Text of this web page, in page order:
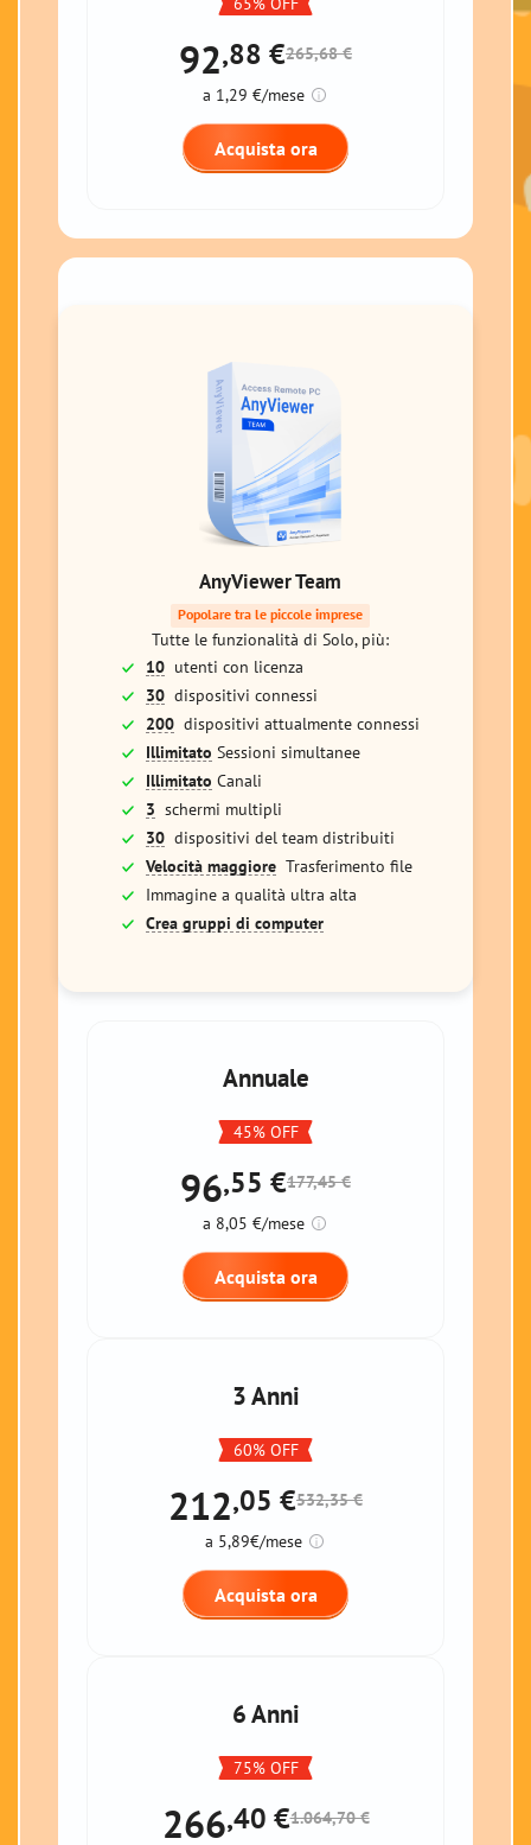
92,88 €265,68 €
a 1,29 €/mese
Acquista ora
AnyViewer Team
Popolare tra le piccole imprese
Tutte le funzionalità di Solo, più:
10 utenti con licenza
30 dispositivi connessi
200 dispositivi attualmente connessi
Illimitato Sessioni simultanee
Illimitato Canali
3 schermi multipli
30 dispositivi del team distribuiti
Velocità maggiore Trasferimento file
Immagine a qualità ultra alta
Crea gruppi di computer
Annuale
45% OFF
96,55 €177,45 €
a 8,05 €/mese
Acquista ora
3 Anni
60% OFF
212,05 €532,35 €
a 5,89€/mese
Acquista ora
6 Anni
75% OFF
266,40 €1.064,70 €